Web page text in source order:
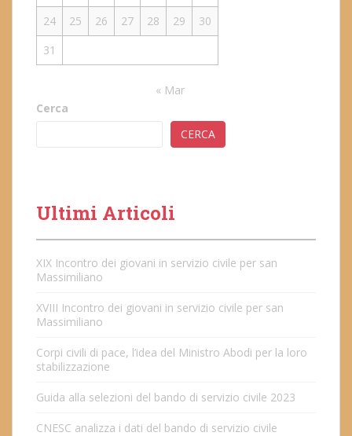
24
25 26 27 28 29
30
31
« Mar
Cerca
CERCA
Ultimi Articoli
XIX Incontro dei giovani in servizio civile per san
Massimiliano
XVIII Incontro dei giovani in servizio civile per san
Massimiliano
Corpi civili di pace, l’idea del Ministro Abodi per la loro
stabilizzazione
Guida alla selezioni del bando di servizio civile 2023
CNESC analizza i dati del bando di servizio civile